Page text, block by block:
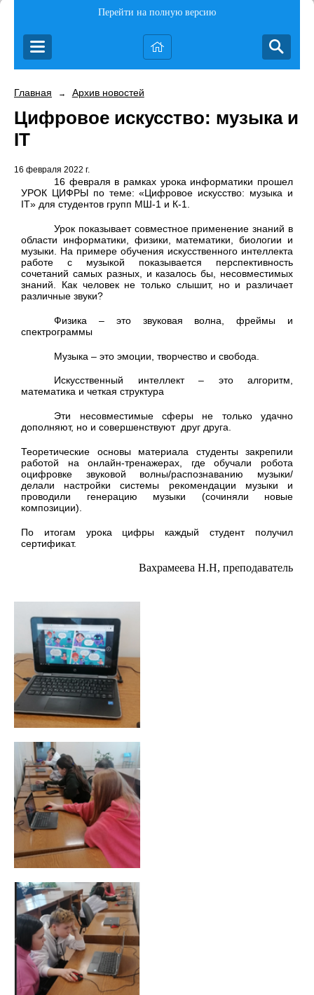
Перейти на полную версию
Главная → Архив новостей
Цифровое искусство: музыка и
IT
16 февраля 2022 г.
16 февраля в рамках урока информатики прошел
УРОК ЦИФРЫ по теме: «Цифровое искусство: музыка и
IT» для студентов групп МШ-1 и К-1.
Урок показывает совместное применение знаний в
области информатики, физики, математики, биологии и
музыки. На примере обучения искусственного интеллекта
работе с музыкой показывается перспективность
сочетаний самых разных, и казалось бы, несовместимых
знаний. Как человек не только слышит, но и различает
различные звуки?
Физика – это звуковая волна, фреймы и
спектрограммы
Музыка – это эмоции, творчество и свобода.
Искусственный интеллект – это алгоритм,
математика и четкая структура
Эти несовместимые сферы не только удачно
дополняют, но и совершенствуют друг друга.
Теоретические основы материала студенты закрепили
работой на онлайн-тренажерах, где обучали робота
оцифровке звуковой волны/распознаванию музыки/
делали настройки системы рекомендации музыки и
проводили генерацию музыки (сочиняли новые
композиции).
По итогам урока цифры каждый студент получил
сертификат.
Вахрамеева Н.Н, преподаватель